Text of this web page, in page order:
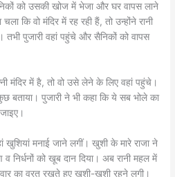
को उसकी खोज में भेजा और घर वापस लाने
कि वो मंदिर में रह रही हैं, तो उन्होंने रानी
तभी पुजारी वहां पहुंचे और सैनिकों को वापस
मंदिर में है, तो वो उसे लेने के लिए वहां पहुंचे।
बताया। पुजारी ने भी कहा कि ये सब भोले का
खुशियां मनाई जाने लगीं। खुशी के मारे राजा ने
व निर्धनों को खूब दान दिया। अब रानी महल में
का व्रत रखते हुए खुशी-खुशी रहने लगी।